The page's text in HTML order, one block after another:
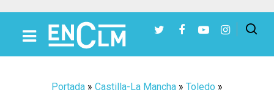
Portada » Castilla-La Mancha » Toledo »